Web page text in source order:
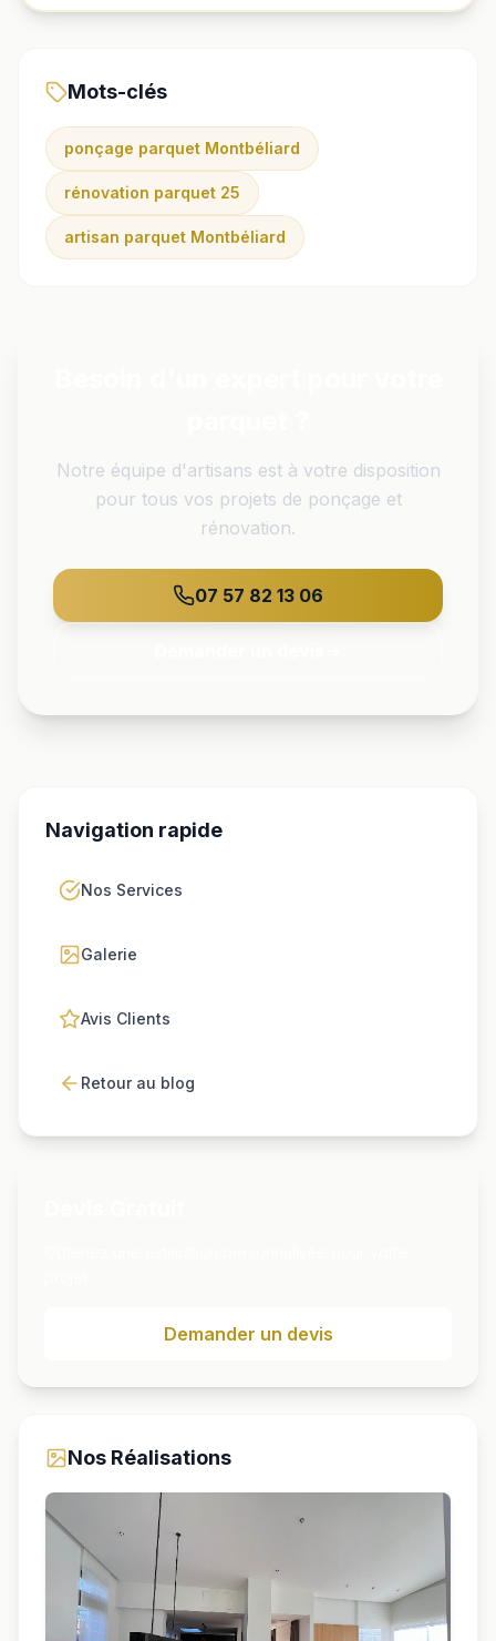
Mots-clés
ponçage parquet Montbéliard
rénovation parquet 25
artisan parquet Montbéliard
Notre équipe d'artisans est à votre disposition
pour tous vos projets de ponçage et
rénovation.
07 57 82 13 06
Navigation rapide
Nos Services
Galerie
Avis Clients
Retour au blog
Demander un devis
Nos Réalisations